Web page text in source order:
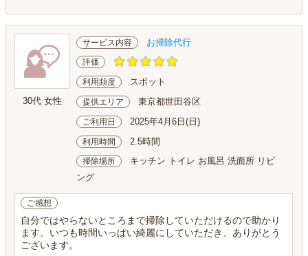
30代 女性
サービス内容 お掃除代行
評価
利用頻度 スポット
提供エリア 東京都世田谷区
ご利用日 2025年4月6日(日)
利用時間 2.5時間
掃除場所
キッチン トイレ お風呂 洗面所 リビ
ング
ご感想
自分ではやらないところまで掃除していただけるので助かり
ます。いつも時間いっぱい綺麗にしていただき、ありがとう
ございます。